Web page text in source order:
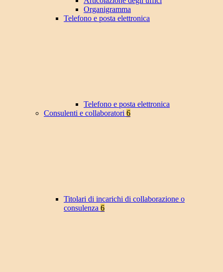
Organigramma
Telefono e posta elettronica
Telefono e posta elettronica
Consulenti e collaboratori 6
Titolari di incarichi di collaborazione o
consulenza 6